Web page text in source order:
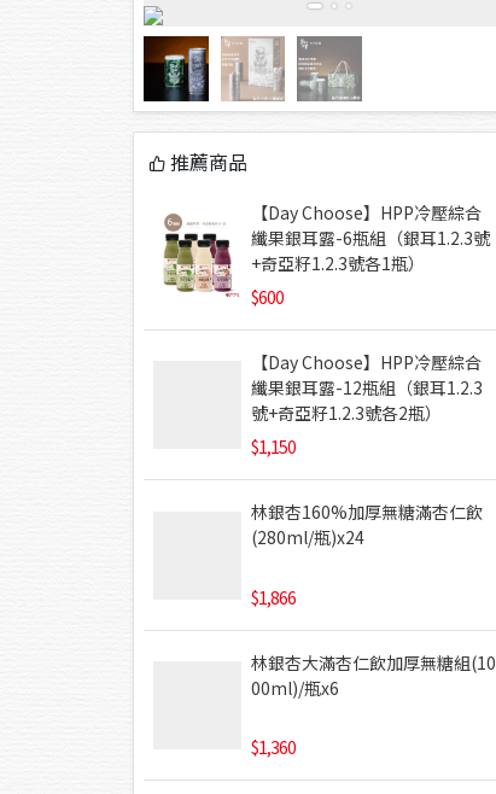
推薦商品
【Day Choose】HPP冷壓綜合
纖果銀耳露-6瓶組（銀耳1.2.3號
+奇亞籽1.2.3號各1瓶）
600
【Day Choose】HPP冷壓綜合
纖果銀耳露-12瓶組（銀耳1.2.3
號+奇亞籽1.2.3號各2瓶）
1,150
林銀杏160%加厚無糖滿杏仁飲
(280ml/瓶)x24
1,866
林銀杏大滿杏仁飲加厚無糖組(10
00ml)/瓶x6
1,360